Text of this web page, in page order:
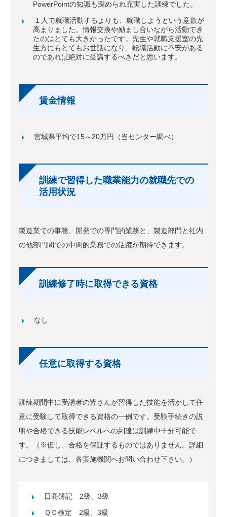
PowerPointの知識も深められ充実した訓練でした。
１人で就職活動するよりも、就職しようという意欲が
高まりました。情報交換や励まし合いながら活動でき
たのはとても大きかったです。先生や就職支援室の先
生方にもとてもお世話になり、転職活動に不安がある
のであれば絶対に受講するべきだと思います。
賃金情報
宮城県平均で15～20万円（当センター調べ）
訓練で習得した職業能力の就職先での
活用状況
製造業での事務、開発での専門的業務と、製造部門と社内
の他部門間での中間的業務での活躍が期待できます。
訓練修了時に取得できる資格
なし
任意に取得する資格
訓練期間中に受講者の皆さんが習得した技能を活かして任
意に受験して取得できる資格の一例です。受験手続きの説
明や合格できる技能レベルへの到達は訓練中十分可能で
す。（※但し、合格を保証するものではありません。詳細
につきましては、各実施機関へお問い合わせ下さい。）
日商簿記 2級、3級
ＱＣ検定 2級、3級